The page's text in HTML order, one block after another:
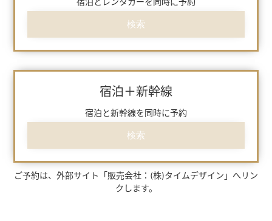
検索
宿泊＋新幹線
宿泊と新幹線を同時に予約
検索
ご予約は、外部サイト「販売会社：(株)タイムデザイン」へリン
クします。